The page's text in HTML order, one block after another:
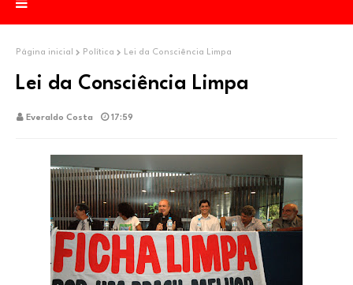
Página inicial Política Lei da Consciência Limpa
Lei da Consciência Limpa
Everaldo Costa 17:59